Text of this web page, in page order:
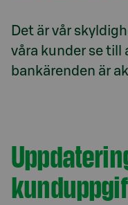
Det är vår
våra kunder se
bankärenden är